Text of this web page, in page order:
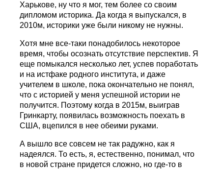
Харькове, ну что я мог, тем более со своим
дипломом историка. Да когда я выпускался, в
2010м, историки уже были никому не нужны.
Хотя мне все-таки понадобилось некоторое
время, чтобы осознать отсутствие перспектив. Я
еще помыкался несколько лет, успев поработать
и на истфаке родного института, и даже
учителем в школе, пока окончательно не понял,
что с историей у меня успешной истории не
получится. Поэтому когда в 2015м, выиграв
Гринкарту, появилась возможность поехать в
США, вцепился в нее обеими руками.
А вышло все совсем не так радужно, как я
надеялся. То есть, я, естественно, понимал, что
в новой стране придется сложно, но где-то в